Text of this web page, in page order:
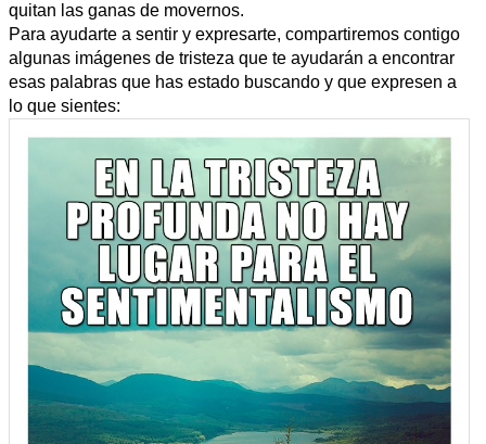
quitan las ganas de movernos.
Para ayudarte a sentir y expresarte, compartiremos contigo
algunas imágenes de tristeza que te ayudarán a encontrar
esas palabras que has estado buscando y que expresen a
lo que sientes: